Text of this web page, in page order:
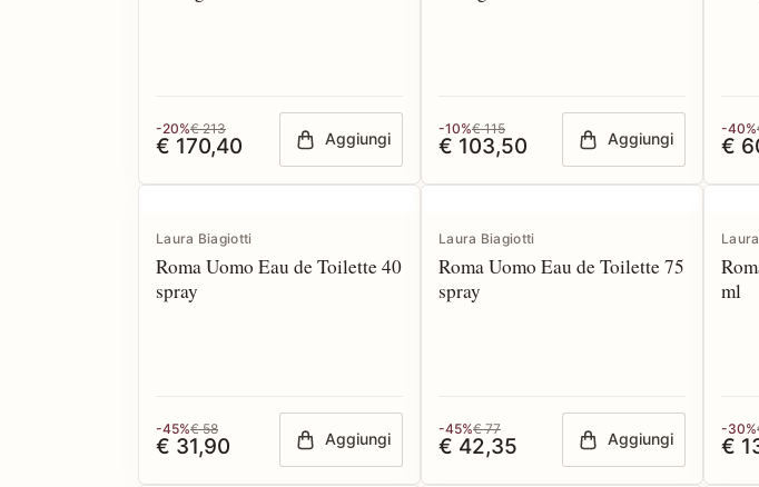
-20%€ 213
€ 170,40 Aggiungi
-10%€ 115
€ 103,50 Aggiungi
-40%
€
Laura Biagiotti
Roma Uomo Eau de Toilette 40
spray
-45%€ 58
€ 31,90 Aggiungi
Laura Biagiotti
Roma Uomo Eau de Toilette 75
spray
-45%€ 77
€ 42,35 Aggiungi
ml
-30%
€